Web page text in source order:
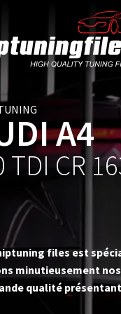
A4
TDI CR
files est
minutieusement nos
qualité